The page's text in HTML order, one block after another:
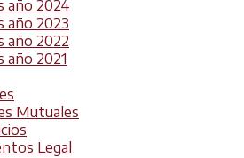
año 2024
año 2023
año 2022
año 2021
Mutuales
Legal